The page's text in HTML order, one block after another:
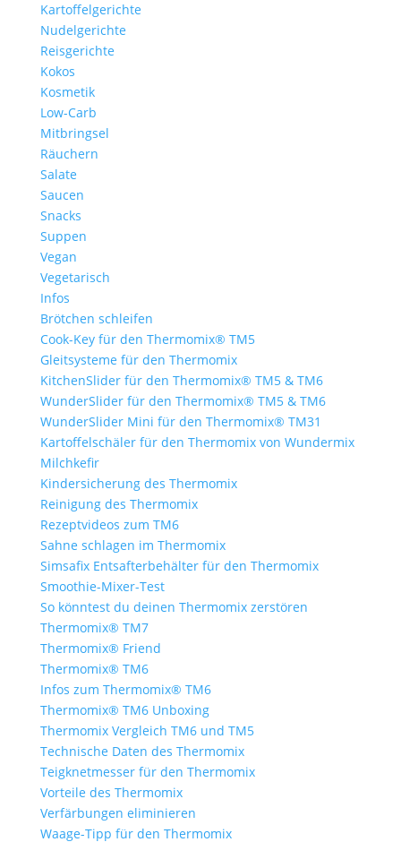
Kartoffelgerichte
Nudelgerichte
Reisgerichte
Kokos
Kosmetik
Low-Carb
Mitbringsel
Räuchern
Salate
Saucen
Snacks
Suppen
Vegan
Vegetarisch
Infos
Brötchen schleifen
Cook-Key für den Thermomix® TM5
Gleitsysteme für den Thermomix
KitchenSlider für den Thermomix® TM5 & TM6
WunderSlider für den Thermomix® TM5 & TM6
WunderSlider Mini für den Thermomix® TM31
Kartoffelschäler für den Thermomix von Wundermix
Milchkefir
Kindersicherung des Thermomix
Reinigung des Thermomix
Rezeptvideos zum TM6
Sahne schlagen im Thermomix
Simsafix Entsafterbehälter für den Thermomix
Smoothie-Mixer-Test
So könntest du deinen Thermomix zerstören
Thermomix® TM7
Thermomix® Friend
Thermomix® TM6
Infos zum Thermomix® TM6
Thermomix® TM6 Unboxing
Thermomix Vergleich TM6 und TM5
Technische Daten des Thermomix
Teigknetmesser für den Thermomix
Vorteile des Thermomix
Verfärbungen eliminieren
Waage-Tipp für den Thermomix